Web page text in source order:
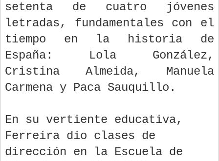
setenta de cuatro jóvenes
letradas, fundamentales con el
tiempo en la historia de
España: Lola González,
Cristina Almeida, Manuela
Carmena y Paca Sauquillo.
En su vertiente educativa,
Ferreira dio clases de
dirección en la Escuela de